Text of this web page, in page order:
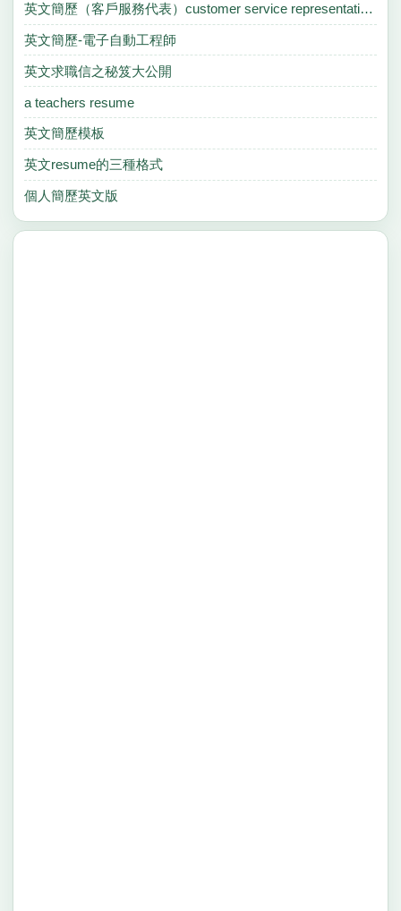
英文簡歷（客戶服務代表）customer service representative(sales)
英文簡歷-電子自動工程師
英文求職信之秘笈大公開
a teachers resume
英文簡歷模板
英文resume的三種格式
個人簡歷英文版